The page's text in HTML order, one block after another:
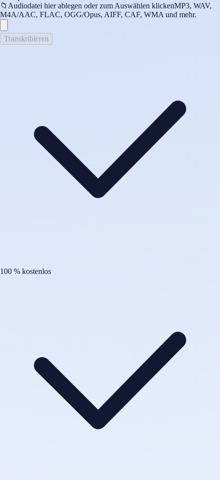
📁 Audiodatei hier ablegen oder zum Auswählen klickenMP3, WAV,
M4A/AAC, FLAC, OGG/Opus, AIFF, CAF, WMA und mehr.
Transkribieren
100 % kostenlos